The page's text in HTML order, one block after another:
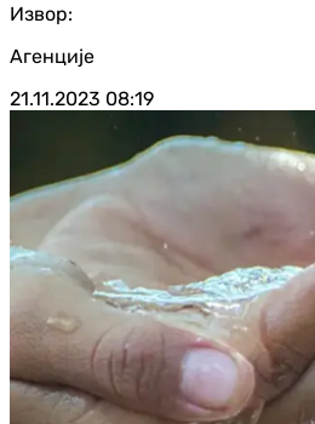
Извор:
Агенције
21.11.2023 08:19